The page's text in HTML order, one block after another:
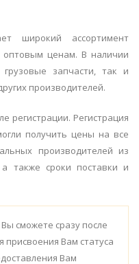
широкий ассортимент
оптовым ценам. В наличии
запчасти, так и
производителей.
регистрации. Регистрация
получить цены на все
производителей из
а также сроки поставки и
Вы сможете сразу после
присвоения Вам статуса
Вам